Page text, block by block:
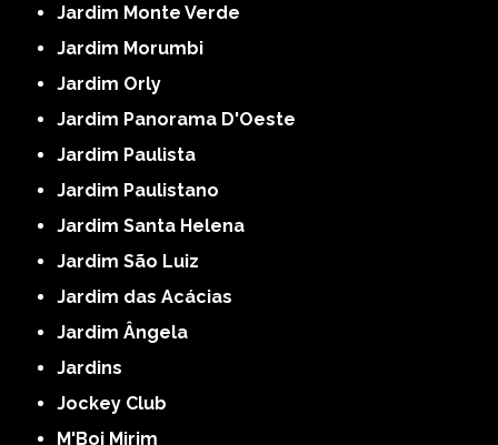
Jardim Monte Verde
Jardim Morumbi
Jardim Orly
Jardim Panorama D'Oeste
Jardim Paulista
Jardim Paulistano
Jardim Santa Helena
Jardim São Luiz
Jardim das Acácias
Jardim Ângela
Jardins
Jockey Club
M'Boi Mirim